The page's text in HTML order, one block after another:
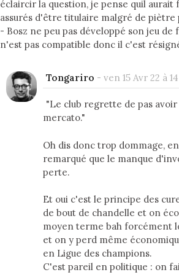
éclaircir la question, je pense quil aurait
assurés d'être titulaire malgré de
- Bosz ne peu pas développé son jeu
n'est pas compatible donc il c'est
Tongariro - ven 15 Avr 22 à 14
"Le club regrette de pas
mercato."
Oh dis donc trop dommage,
remarqué que le manque
perte.
Et oui c'est le principe des
de bout de chandelle et on
moyen terme bah forcément
et on y perd même
en Ligue des champions.
C'est pareil en politique : on